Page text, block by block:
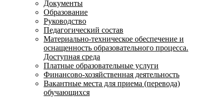
Документы
Образование
Руководство
Педагогический состав
Материально-техническое обеспечение и
оснащенность образовательного процесса.
Доступная среда
Платные образовательные услуги
Финансово-хозяйственная деятельность
Вакантные места для приема (перевода)
обучающихся